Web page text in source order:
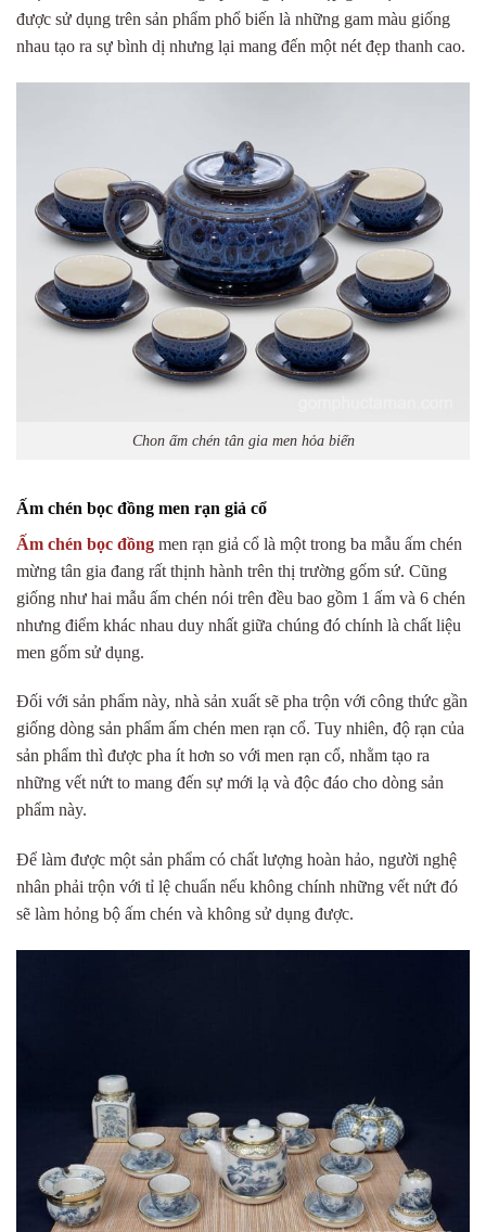
được sử dụng trên sản phẩm phổ biến là những gam màu giống
nhau tạo ra sự bình dị nhưng lại mang đến một nét đẹp thanh cao.
Chon ấm chén tân gia men hỏa biến
Ấm chén bọc đồng men rạn giả cổ
Ấm chén bọc đồng men rạn giả cổ là một trong ba mẫu ấm chén
mừng tân gia đang rất thịnh hành trên thị trường gốm sứ. Cũng
giống như hai mẫu ấm chén nói trên đều bao gồm 1 ấm và 6 chén
nhưng điểm khác nhau duy nhất giữa chúng đó chính là chất liệu
men gốm sử dụng.
Đối với sản phẩm này, nhà sản xuất sẽ pha trộn với công thức gần
giống dòng sản phẩm ấm chén men rạn cổ. Tuy nhiên, độ rạn của
sản phẩm thì được pha ít hơn so với men rạn cổ, nhằm tạo ra
những vết nứt to mang đến sự mới lạ và độc đáo cho dòng sản
phẩm này.
Để làm được một sản phẩm có chất lượng hoàn hảo, người nghệ
nhân phải trộn với tỉ lệ chuẩn nếu không chính những vết nứt đó
sẽ làm hỏng bộ ấm chén và không sử dụng được.